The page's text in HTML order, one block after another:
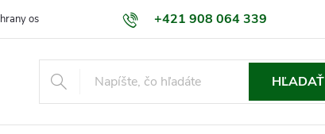
+421 908 064 339
osobných údajov GDPR Naša predajňa Kontakty
HĽADAŤ